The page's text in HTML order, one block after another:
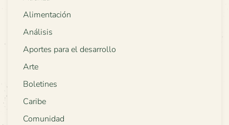
Alimentación
Análisis
Aportes para el desarrollo
Arte
Boletines
Caribe
Comunidad